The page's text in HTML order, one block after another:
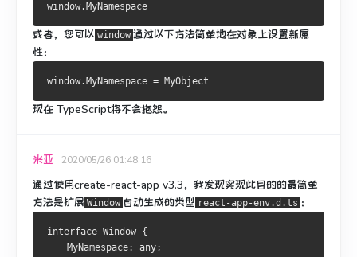
window. MyNamespace
或者，您可以 window 通过以下方法简单地在对象上设置新属
性：
window. MyNamespace = MyObject
现在 TypeScript将不会抱怨。
米亚 2020/05/26 01:48:16
通过使用create-react-app v3.3，我发现实现此目的的最简单
方法是扩展 Window 自动生成的类型 react-app-env.d.ts ：
interface Window {
MyNamespace: any;